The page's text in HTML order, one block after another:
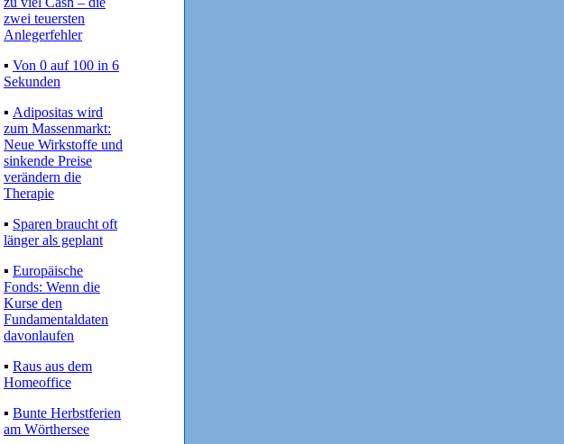
zwei teuersten
Anlegerfehler
▪ Von 0 auf 100 in 6
Sekunden
▪ Adipositas wird
zum Massenmarkt:
Neue Wirkstoffe und
sinkende Preise
verändern die
Therapie
▪ Sparen braucht oft
länger als geplant
▪ Europäische
Fonds: Wenn die
Kurse den
Fundamentaldaten
davonlaufen
▪ Raus aus dem
Homeoffice
▪ Bunte Herbstferien
am Wörthersee